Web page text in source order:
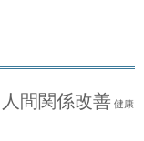
人間関係改善 健康